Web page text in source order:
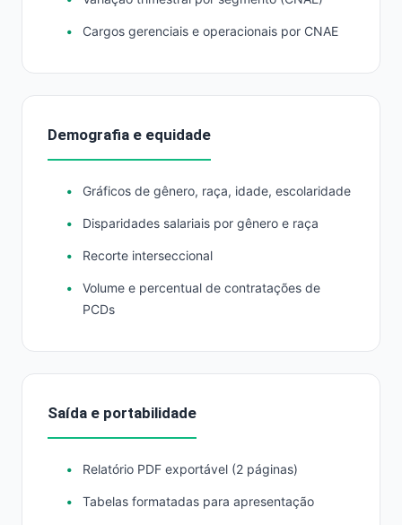
Cargos gerenciais e operacionais por CNAE
Demografia e equidade
Gráficos de gênero, raça, idade, escolaridade
Disparidades salariais por gênero e raça
Recorte interseccional
Volume e percentual de contratações de
PCDs
Saída e portabilidade
Relatório PDF exportável (2 páginas)
Tabelas formatadas para apresentação